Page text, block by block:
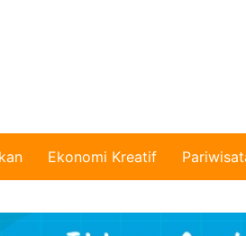
Ekonomi Kreatif